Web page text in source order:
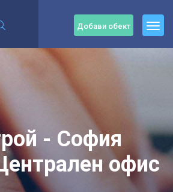
Добави обект
- София
офис